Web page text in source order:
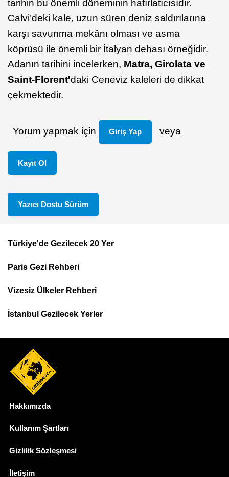
tarihin bu önemli döneminin hatırlatıcısıdır.
Calvi’deki kale, uzun süren deniz saldırılarına
karşı savunma mekânı olması ve asma
köprüsü ile önemli bir İtalyan dehası örneğidir.
Adanın tarihini incelerken, Matra, Girolata ve
Saint-Florent'daki Ceneviz kaleleri de dikkat
çekmektedir.
Yorum yapmak için Giriş Yap veya
Kayıt Ol
Yazıcı Dostu Sürüm
Top
Menu
Türkiye'de Gezilecek 20 Yer
Paris Gezi Rehberi
Vizesiz Ülkeler Rehberi
İstanbul Gezilecek Yerler
Hakkımızda
Kullanım Şartları
Gizlilik Sözleşmesi
İletişim